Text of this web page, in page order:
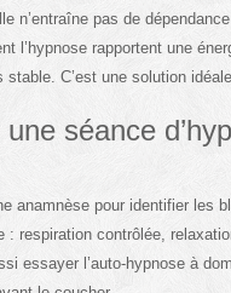
n’entraîne pas de
l’hypnose rapportent une
C’est une solution
séance
anamnèse pour identifier les
: respiration contrôlée,
essayer l’auto-hypnose à